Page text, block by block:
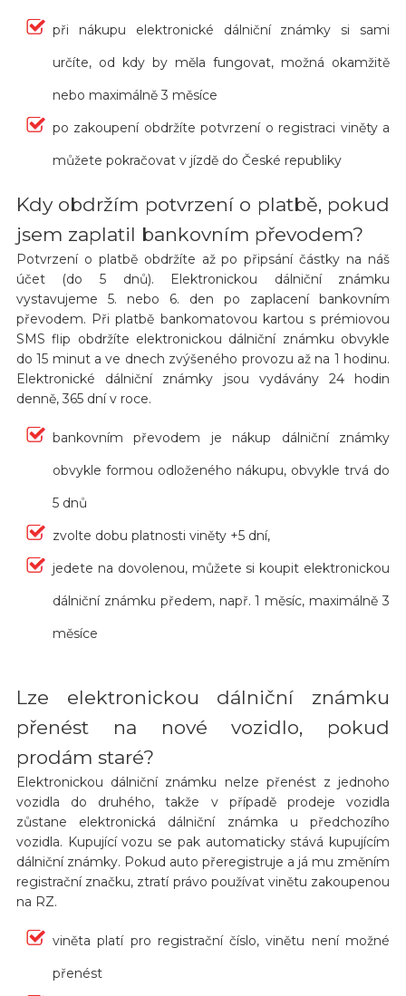
při nákupu elektronické dálniční známky si sami
určíte, od kdy by měla fungovat, možná okamžitě
nebo maximálně 3 měsíce
po zakoupení obdržíte potvrzení o registraci viněty a
můžete pokračovat v jízdě do České republiky
Kdy obdržím potvrzení o platbě, pokud
jsem zaplatil bankovním převodem?
Potvrzení o platbě obdržíte až po připsání částky na náš
účet (do 5 dnů). Elektronickou dálniční známku
vystavujeme 5. nebo 6. den po zaplacení bankovním
převodem. Při platbě bankomatovou kartou s prémiovou
SMS flip obdržíte elektronickou dálniční známku obvykle
do 15 minut a ve dnech zvýšeného provozu až na 1 hodinu.
Elektronické dálniční známky jsou vydávány 24 hodin
denně, 365 dní v roce.
bankovním převodem je nákup dálniční známky
obvykle formou odloženého nákupu, obvykle trvá do
5 dnů
zvolte dobu platnosti viněty +5 dní,
jedete na dovolenou, můžete si koupit elektronickou
dálniční známku předem, např. 1 měsíc, maximálně 3
měsíce
Lze elektronickou dálniční známku
přenést na nové vozidlo, pokud
prodám staré?
Elektronickou dálniční známku nelze přenést z jednoho
vozidla do druhého, takže v případě prodeje vozidla
zůstane elektronická dálniční známka u předchozího
vozidla. Kupující vozu se pak automaticky stává kupujícím
dálniční známky. Pokud auto přeregistruje a já mu změním
registrační značku, ztratí právo používat vinětu zakoupenou
na RZ.
viněta platí pro registrační číslo, vinětu není možné
přenést